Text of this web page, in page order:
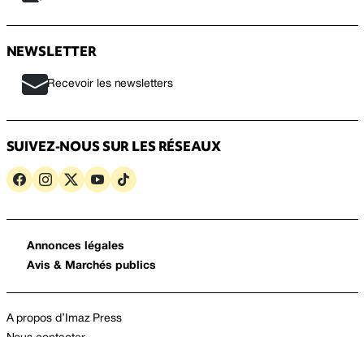
NEWSLETTER
Recevoir les newsletters
SUIVEZ-NOUS SUR LES RÉSEAUX
Annonces légales
Avis & Marchés publics
A propos d’Imaz Press